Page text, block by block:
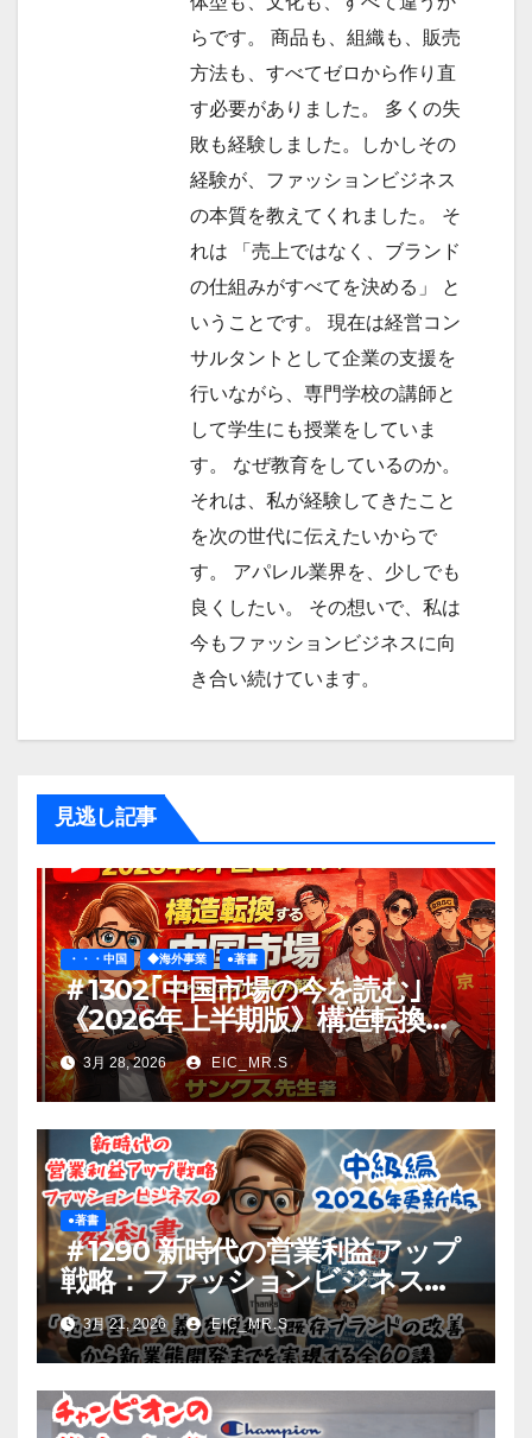
らです。 商品も、組織も、販売
方法も、すべてゼロから作り直
す必要がありました。 多くの失
敗も経験しました。しかしその
経験が、ファッションビジネス
の本質を教えてくれました。 そ
れは 「売上ではなく、ブランド
の仕組みがすべてを決める」 と
いうことです。 現在は経営コン
サルタントとして企業の支援を
行いながら、専門学校の講師と
して学生にも授業をしていま
す。 なぜ教育をしているのか。
それは、私が経験してきたこと
を次の世代に伝えたいからで
す。 アパレル業界を、少しでも
良くしたい。 その想いで、私は
今もファッションビジネスに向
き合い続けています。
見逃し記事
・・・中国 ◆海外事業 ●著書
＃1302｢中国市場の今を読む｣
《2026年上半期版》構造転換す
る中国ビジネス：ファッション
から読み解く
3月 28, 2026 EIC_MR.S
●著書
＃1290 新時代の営業利益アップ
戦略：ファッションビジネスの
教科書
3月 21, 2026 EIC_MR.S